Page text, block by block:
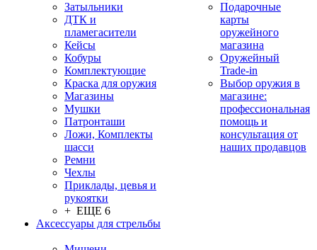
Затыльники
ДТК и
пламегасители
Кейсы
Кобуры
Комплектующие
Краска для оружия
Магазины
Мушки
Патронташи
Ложи, Комплекты
шасси
Ремни
Чехлы
Приклады, цевья и
рукоятки
+ ЕЩЕ 6
Аксессуары для стрельбы
Подарочные
карты
оружейного
магазина
Оружейный
Trade-in
Выбор оружия в
магазине:
профессиональная
помощь и
консультация от
наших продавцов